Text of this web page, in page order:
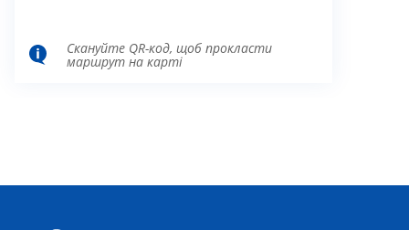
Скануйте QR-код, щоб прокласти
маршрут на карті